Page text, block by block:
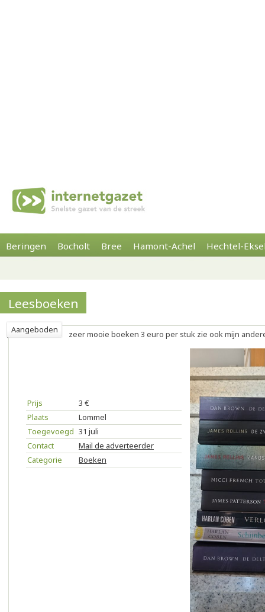
Beringen Bocholt Bree Hamont-Achel Hechtel-
Leesboeken
Aangeboden zeer mooie boeken 3 euro per stuk zie ook mijn
Prijs
3 €
Plaats
Lommel
Toegevoegd 31 juli
Contact
Mail de adverteerder
Categorie
Boeken